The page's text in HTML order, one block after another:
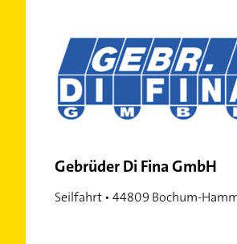
Gebrüder Di Fina GmbH
Seilfahrt • 44809 Bochum-